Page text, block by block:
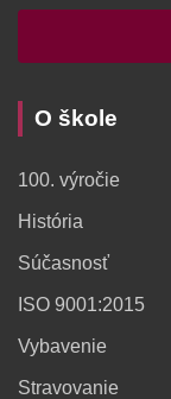
O škole
100. výročie
História
Súčasnosť
ISO 9001:2015
Vybavenie
Stravovanie